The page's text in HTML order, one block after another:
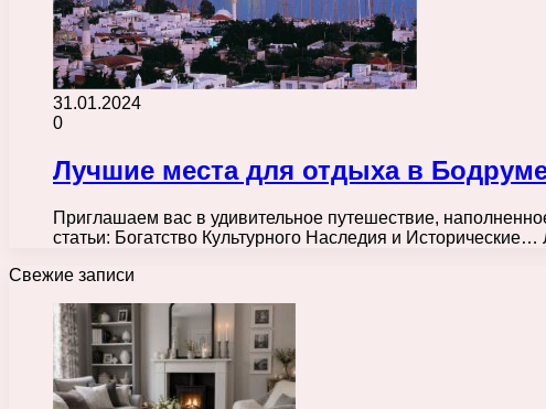
31.01.2024
0
Лучшие места для отдыха в
Приглашаем вас в удивительное путешествие,
статьи: Богатство Культурного Наследия и
Свежие записи